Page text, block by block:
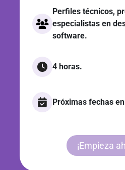
Perfiles técnicos,
especialistas en
software.
4 horas.
Próximas fechas
¡Empieza